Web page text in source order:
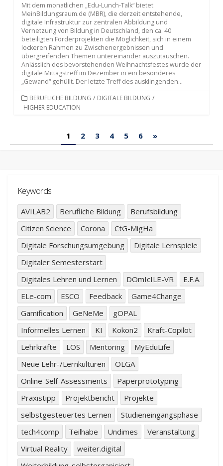
Mit dem monatlichen „Edu-Lunch-Talk“ bietet
MeinBildungsraum.de (MBR), die derzeit entstehende,
digitale Infrastruktur zur zentralen Abbildung und
Vernetzung von Bildung in Deutschland, den ca. 40
beteiligten Förderprojekten die Möglichkeit, sich in einem
lockeren Rahmen zu Zwischenergebnissen und
übergreifenden Themen untereinander auszutauschen.
Anlässlich des bevorstehenden Weihnachtsfestes wurde der
digitale Mittagstreff im Dezember in ein besonderes
„Gewand“ gehüllt. Der letzte Treff des ausklingenden...
KATEGORIEN
BERUFLICHE BILDUNG / DIGITALE BILDUNG /
HIGHER EDUCATION
Paginierung
1 2 3 4 5 6 »
Keywords
AVILAB2 Berufliche Bildung
Berufsbildung
Citizen Science
Corona
CtG-MigHa
Digitale Forschungsumgebung
Digitale Lernspiele
Digitaler Semesterstart
Digitales Lehren und Lernen
DOmIcILE-VR
E.F.A.
ELe-com
ESCO Feedback
Game4Change
Gamification
GeNeMe
gOPAL
Informelles Lernen
KI Kokon2
Kraft-Copilot
Lehrkräfte
LOS Mentoring
MyEduLife
Neue Lehr-/Lernkulturen
OLGA
Online-Self-Assessments
Paperprototyping
Praxistipp
Projektbericht
Projekte
selbstgesteuertes Lernen
Studieneingangsphase
tech4comp
Teilhabe Undimes
Veranstaltung
Virtual Reality
weiter.digital